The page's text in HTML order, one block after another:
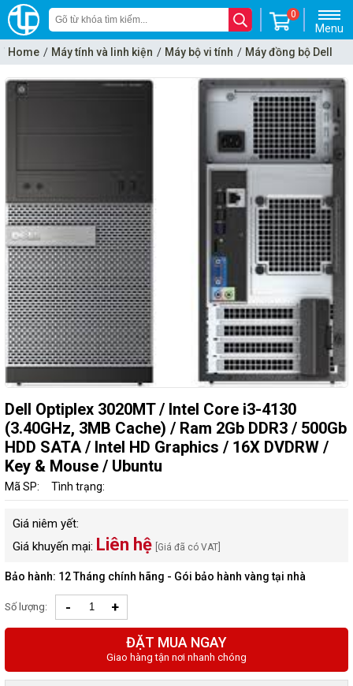
Menu
0
Home Máy tính và linh kiện Máy bộ vi tính Máy đồng bộ Dell
Dell Optiplex 3020MT / Intel Core i3-4130
(3.40GHz, 3MB Cache) / Ram 2Gb DDR3 / 500Gb
HDD SATA / Intel HD Graphics / 16X DVDRW /
Key & Mouse / Ubuntu
Mã SP: Tình trạng:
Giá niêm yết:
Giá khuyến mại: Liên hệ [Giá đã có VAT]
Bảo hành: 12 Tháng chính hãng - Gói bảo hành vàng tại nhà
Số lượng: - +
ĐẶT MUA NGAY
Giao hàng tận nơi nhanh chóng